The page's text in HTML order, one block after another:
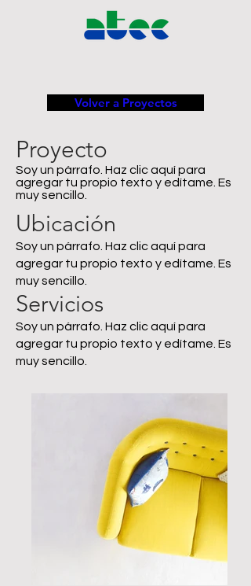
Volver a Proyectos
Proyecto
Soy un párrafo. Haz clic aquí para
agregar tu propio texto y edítame. Es
muy sencillo.
Ubicación
Soy un párrafo. Haz clic aquí para
agregar tu propio texto y edítame. Es
muy sencillo.
Servicios
Soy un párrafo. Haz clic aquí para
agregar tu propio texto y edítame. Es
muy sencillo.